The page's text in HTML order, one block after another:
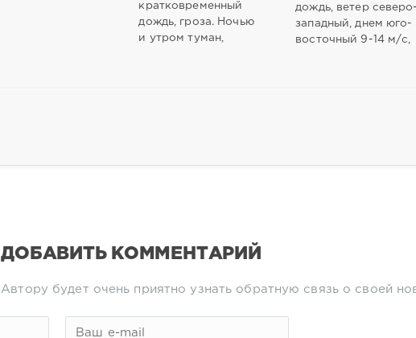
кратковременный
дождь, гроза. Ночью
и утром туман,
дождь, ветер
западный, днем юго-
восточный 9-14 м/с,
ДОБАВИТЬ КОММЕНТАРИЙ
Автору будет очень приятно узнать обратную связь о своей